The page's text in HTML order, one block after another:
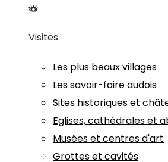
Visites
Les plus beaux villages
Les savoir-faire audois
Sites historiques et
Eglises, cathédrales et
Musées et centres d'art
Grottes et cavités